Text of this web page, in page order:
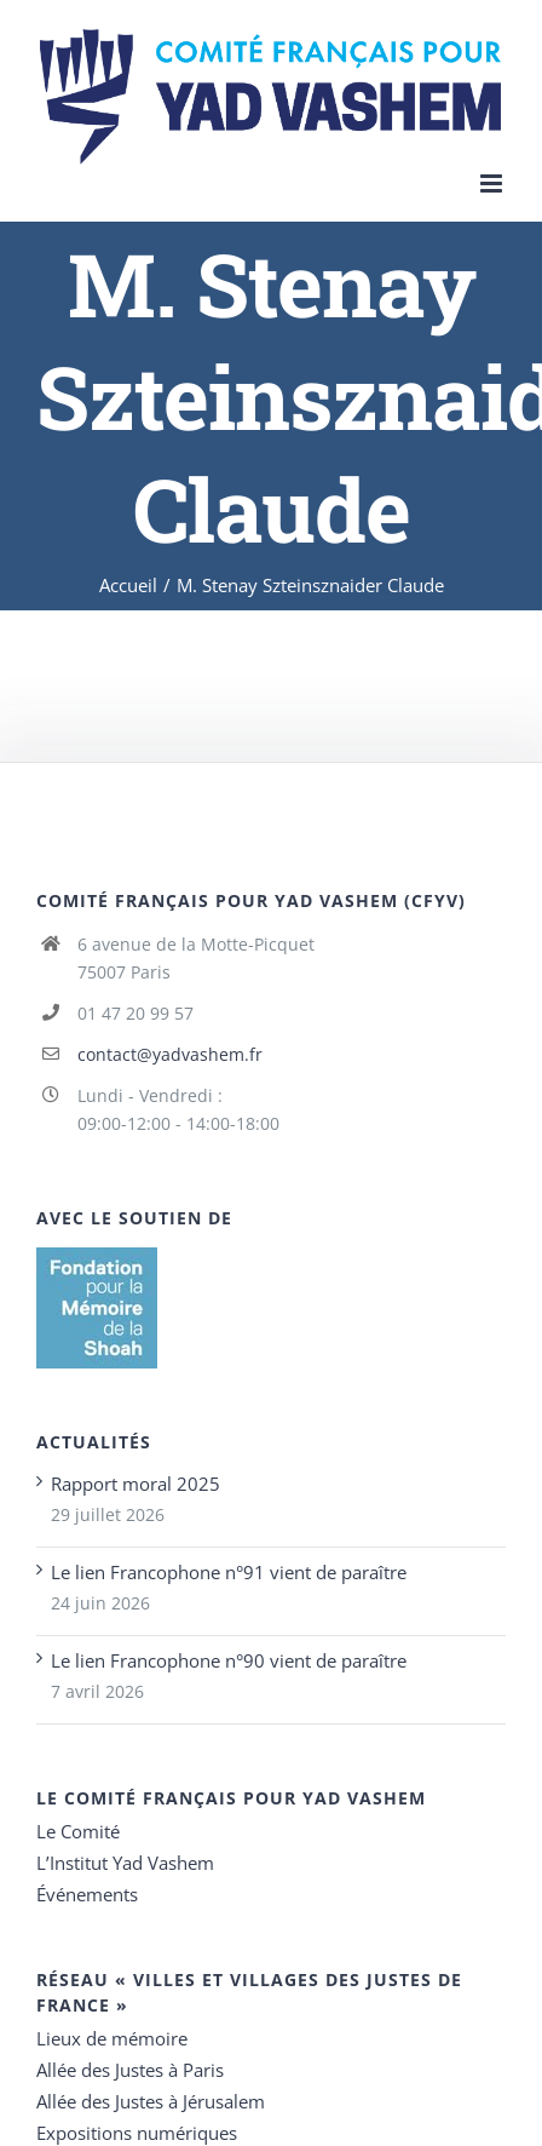
content
M. Stenay
Claude
Accueil / M. Stenay Szteinsznaider Claude
COMITÉ FRANÇAIS POUR YAD VASHEM (CFYV)
6 avenue de la Motte-Picquet
75007 Paris
01 47 20 99 57
contact@yadvashem.fr
Lundi - Vendredi :
09:00-12:00 - 14:00-18:00
AVEC LE SOUTIEN DE
ACTUALITÉS
Rapport moral 2025
29 juillet 2026
Le lien Francophone n°91 vient de paraître
24 juin 2026
Le lien Francophone n°90 vient de paraître
7 avril 2026
LE COMITÉ FRANÇAIS POUR YAD VASHEM
Le Comité
L’Institut Yad Vashem
Événements
RÉSEAU « VILLES ET VILLAGES DES JUSTES DE
FRANCE »
Lieux de mémoire
Allée des Justes à Paris
Allée des Justes à Jérusalem
Expositions numériques